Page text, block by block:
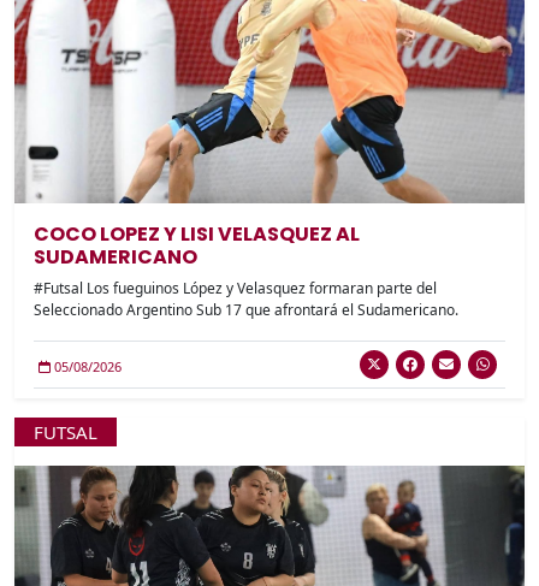
COCO LOPEZ Y LISI VELASQUEZ AL
SUDAMERICANO
#Futsal Los fueguinos López y Velasquez formaran parte del
Seleccionado Argentino Sub 17 que afrontará el Sudamericano.
05/08/2026
FUTSAL